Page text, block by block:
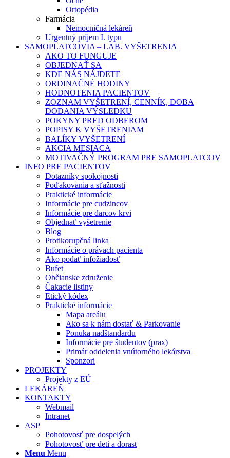
Ortopédia
Farmácia
Nemocničná lekáreň
Urgentný príjem I. typu
SAMOPLATCOVIA – LAB. VYŠETRENIA
AKO TO FUNGUJE
OBJEDNAŤ SA
KDE NÁS NÁJDETE
ORDINAČNÉ HODINY
HODNOTENIA PACIENTOV
ZOZNAM VYŠETRENÍ, CENNÍK, DOBA
DODANIA VÝSLEDKU
POKYNY PRED ODBEROM
POPISY K VYŠETRENIAM
BALÍKY VYŠETRENÍ
AKCIA MESIACA
MOTIVAČNÝ PROGRAM PRE SAMOPLATCOV
INFO PRE PACIENTOV
Dotazníky spokojnosti
Poďakovania a sťažnosti
Praktické informácie
Informácie pre cudzincov
Informácie pre darcov krvi
Objednať vyšetrenie
Blog
Protikorupčná linka
Informácie o právach pacienta
Ako podať infožiadosť
Bufet
Občianske združenie
Čakacie listiny
Etický kódex
Praktické informácie
Mapa areálu
Ako sa k nám dostať & Parkovanie
Ponuka nadštandardu
Informácie pre študentov (prax)
Primár oddelenia vnútorného lekárstva
Sponzori
PROJEKTY
Projekty z EÚ
LEKÁREŇ
KONTAKTY
Webmail
Intranet
ASP
Pohotovosť pre dospelých
Pohotovosť pre deti a dorast
Menu Menu